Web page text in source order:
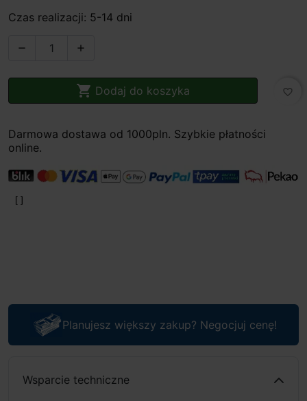
Czas realizacji: 5-14 dni
 
 Dodaj do koszyka favorite_border
Darmowa dostawa od 1000pln. Szybkie płatności
online.
Planujesz większy zakup? Negocjuj cenę!
Wsparcie techniczne